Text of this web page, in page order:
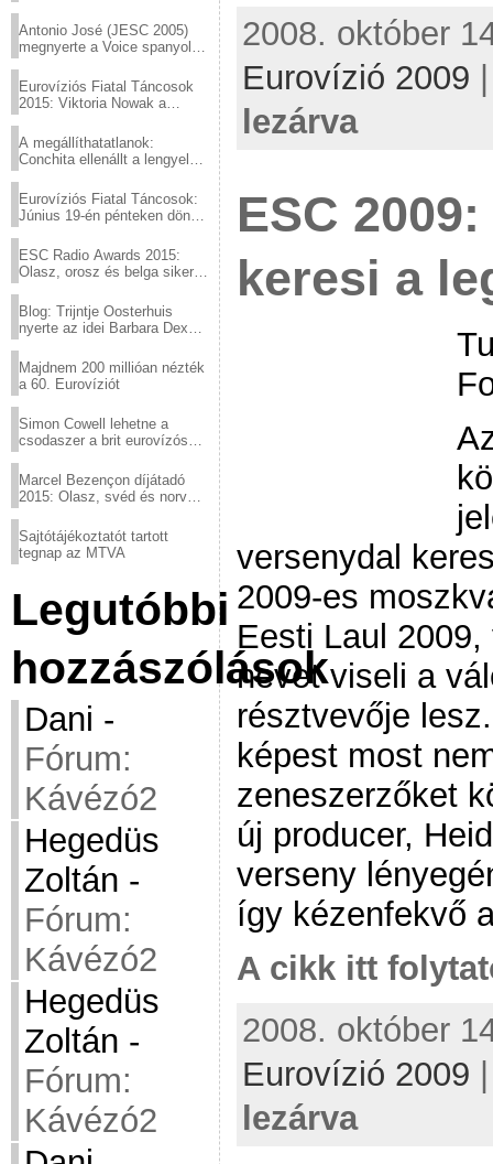
Antonio José (JESC 2005)
megnyerte a Voice spanyol
Eurovíziós Fiatal Táncosok
2015: Viktoria Nowak a
A megállíthatatlanok:
Conchita ellenállt a lengyel
Eurovíziós Fiatal Táncosok:
Június 19-én pénteken döntő
ESC Radio Awards 2015:
Olasz, orosz és belga siker,
Blog: Trijntje Oosterhuis
nyerte az idei Barbara Dex
Majdnem 200 millióan nézték
a 60. Eurovíziót
Simon Cowell lehetne a
csodaszer a brit eurovízós
Marcel Bezençon díjátadó
2015: Olasz, svéd és norvég
Sajtótájékoztatót tartott
tegnap az MTVA
Legutóbbi
hozzászólások
Dani -
Fórum:
Kávézó2
Hegedüs
Zoltán -
Fórum:
Kávézó2
Hegedüs
Zoltán -
Fórum:
Kávézó2
2008. október
Eurovízió 2009
lezárva
ESC
keresi a
versenydal
2009-es
Eesti Laul
nevet viseli a
résztvevője
képest most
zeneszerzőket
új producer,
verseny
így kézenfekvő
A cikk itt
2008. október
Eurovízió 2009
lezárva